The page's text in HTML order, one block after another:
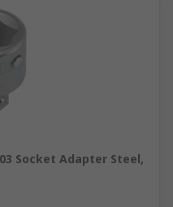
Socket Adapter Steel,